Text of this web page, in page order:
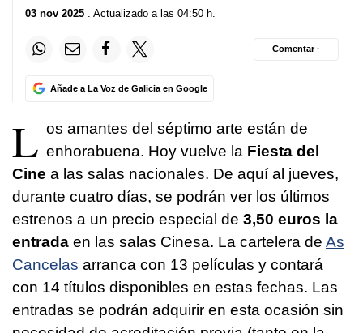
03 nov 2025 . Actualizado a las 04:50 h.
Añade a La Voz de Galicia en Google
Comentar ·
L os amantes del séptimo arte están de
enhorabuena. Hoy vuelve la Fiesta del
Cine a las salas nacionales. De aquí al jueves,
durante cuatro días, se podrán ver los últimos
estrenos a un precio especial de 3,50 euros la
entrada en las salas Cinesa. La cartelera de As
Cancelas arranca con 13 películas y contará
con 14 títulos disponibles en estas fechas. Las
entradas se podrán adquirir en esta ocasión sin